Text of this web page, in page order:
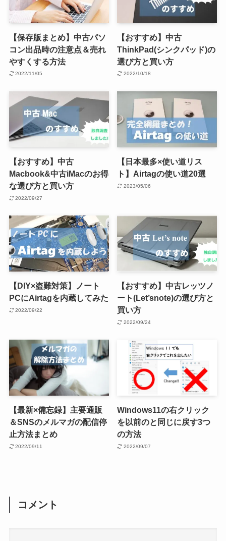
【保存版まとめ】中古パソ
コン出品時の注意点＆売れ
やすくする方法
2022/11/05
【おすすめ】中古
ThinkPad(シンクパッド)の
選び方と買い方
2022/10/18
【おすすめ】中古
Macbook&中古iMacのお得
な選び方と買い方
2022/09/27
【日本最多×使い道リス
ト】Airtagの使い道20選
2023/05/06
【DIY×盗難対策】ノート
PCにAirtagを内蔵してみた
2022/09/22
【おすすめ】中古レッツノ
ート(Let’snote)の選び方と
買い方
2022/09/24
【最新×備忘録】主要通販
＆SNSのメルマガの配信停
止方法まとめ
2022/09/11
Windows11の右クリック
を以前のと同じに戻す3つ
の方法
2022/09/07
コメント